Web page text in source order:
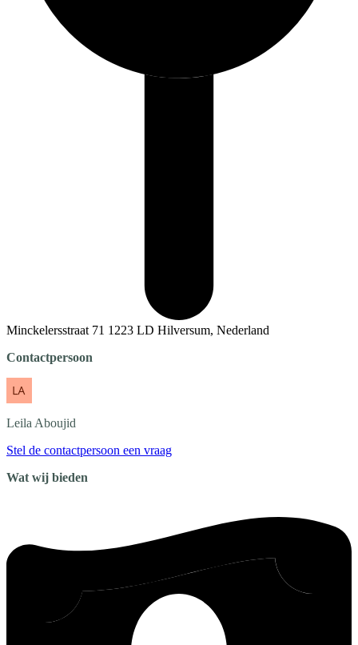
Minckelersstraat 71 1223 LD Hilversum, Nederland
Contactpersoon
Leila Aboujid
Stel de contactpersoon een vraag
Wat wij bieden